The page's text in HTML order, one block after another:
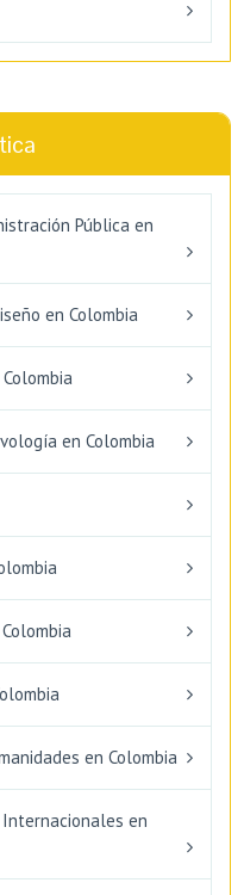
Pública en
en Colombia
en Colombia
en Colombia
Internacionales en